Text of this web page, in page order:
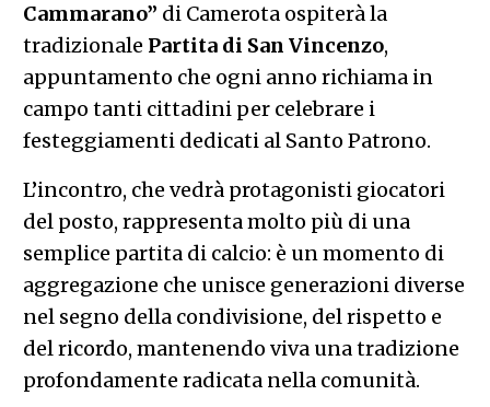
Cammarano” di Camerota ospiterà la
tradizionale Partita di San Vincenzo,
appuntamento che ogni anno richiama in
campo tanti cittadini per celebrare i
festeggiamenti dedicati al Santo Patrono.
L’incontro, che vedrà protagonisti giocatori
del posto, rappresenta molto più di una
semplice partita di calcio: è un momento di
aggregazione che unisce generazioni diverse
nel segno della condivisione, del rispetto e
del ricordo, mantenendo viva una tradizione
profondamente radicata nella comunità.